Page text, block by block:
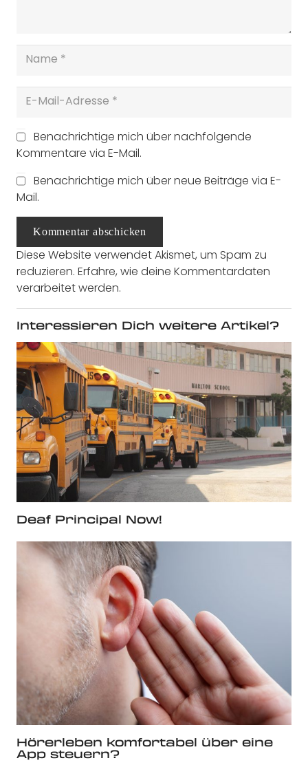
Benachrichtige mich über nachfolgende
Kommentare via E-Mail.
Benachrichtige mich über neue Beiträge via E-
Mail.
Kommentar abschicken
Diese Website verwendet Akismet, um Spam zu
reduzieren. Erfahre, wie deine Kommentardaten
verarbeitet werden.
Interessieren Dich weitere Artikel?
Deaf Principal Now!
Hörerleben komfortabel über eine
App steuern?